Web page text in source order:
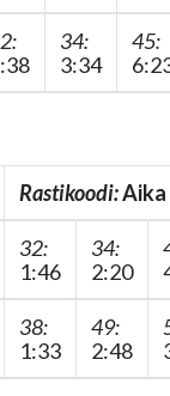
34:
3:34
45:
Rastikoodi:
32:
1:46
34:
2:20
38:
1:33
49:
2:48